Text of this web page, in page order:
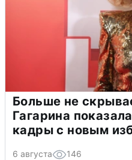
Больше не
Гагарина
кадры с новым
6 августа 146